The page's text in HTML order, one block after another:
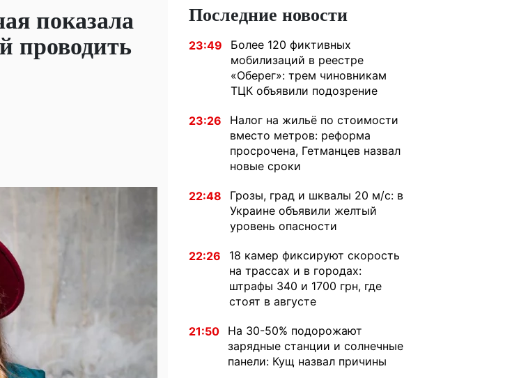
показала
проводить
Последние новости
23:49
Более 120 фиктивных
мобилизаций в реестре
«Оберег»: трем чиновникам
ТЦК объявили подозрение
23:26
Налог на жильё по стоимости
вместо метров: реформа
просрочена, Гетманцев назвал
новые сроки
22:48
Грозы, град и шквалы 20 м/с: в
Украине объявили желтый
уровень опасности
22:26
18 камер фиксируют скорость
на трассах и в городах:
штрафы 340 и 1700 грн, где
стоят в августе
21:50
На 30-50% подорожают
зарядные станции и солнечные
панели: Кущ назвал причины